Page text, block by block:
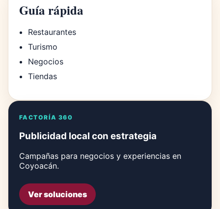
Guía rápida
Restaurantes
Turismo
Negocios
Tiendas
FACTORÍA 360
Publicidad local con estrategia
Campañas para negocios y experiencias en
Coyoacán.
Ver soluciones